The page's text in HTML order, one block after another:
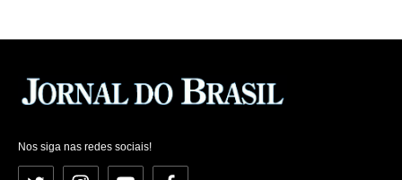
Nos siga nas redes sociais!